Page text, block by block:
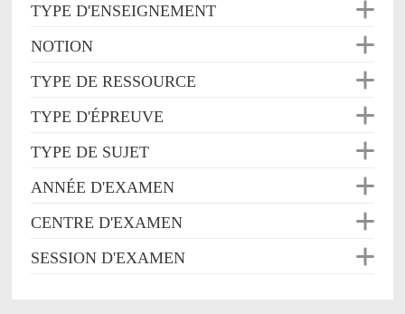
TYPE D'ENSEIGNEMENT
NOTION
TYPE DE RESSOURCE
TYPE D'ÉPREUVE
TYPE DE SUJET
ANNÉE D'EXAMEN
CENTRE D'EXAMEN
SESSION D'EXAMEN